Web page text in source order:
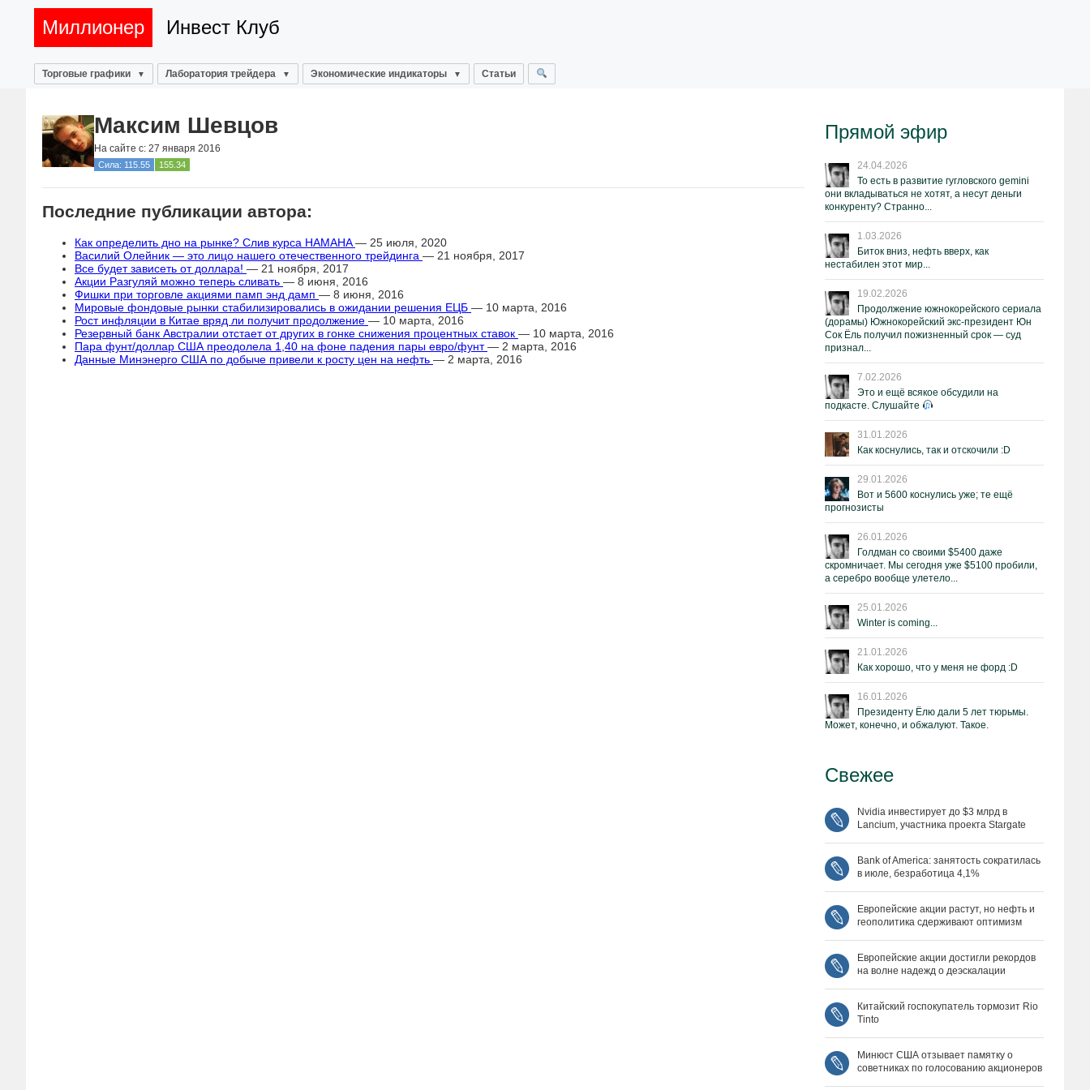
Миллионер Инвест Клуб
Торговые графики Лаборатория трейдера Экономические индикаторы Статьи
Максим Шевцов
На сайте с: 27 января 2016
Сила: 115.55 155.34
Последние публикации автора:
Как определить дно на рынке? Слив курса HAMAHA— 25 июля, 2020
Василий Олейник — это лицо нашего отечественного трейдинга — 21 ноября, 2017
Все будет зависеть от доллара! — 21 ноября, 2017
Акции Разгуляй можно теперь сливать — 8 июня, 2016
Фишки при торговле акциями памп энд дамп — 8 июня, 2016
Мировые фондовые рынки стабилизировались в ожидании решения ЕЦБ — 10 марта, 2016
Рост инфляции в Китае вряд ли получит продолжение — 10 марта, 2016
Резервный банк Австралии отстает от других в гонке снижения процентных ставок — 10 марта, 2016
Пара фунт/доллар США преодолела 1,40 на фоне падения пары евро/фунт— 2 марта, 2016
Данные Минэнерго США по добыче привели к росту цен на нефть — 2 марта, 2016
Прямой эфир
24.04.2026
То есть в развитие гугловского gemini
они вкладываться не хотят, а несут деньги
конкуренту? Странно...
1.03.2026
Биток вниз, нефть вверх, как
нестабилен этот мир...
19.02.2026
Продолжение южнокорейского сериала
(дорамы) Южнокорейский экс-президент Юн
Сок Ёль получил пожизненный срок — суд
признал...
7.02.2026
Это и ещё всякое обсудили на
подкасте. Слушайте
31.01.2026
Как коснулись, так и отскочили :D
29.01.2026
Вот и 5600 коснулись уже; те ещё
прогнозисты
26.01.2026
Голдман со своими $5400 даже
скромничает. Мы сегодня уже $5100 пробили,
а серебро вообще улетело...
25.01.2026
Winter is coming...
21.01.2026
Как хорошо, что у меня не форд :D
16.01.2026
Президенту Ёлю дали 5 лет тюрьмы.
Может, конечно, и обжалуют. Такое.
Свежее
Nvidia инвестирует до $3 млрд в
Lancium, участника проекта Stargate
Bank of America: занятость сократилась
в июле, безработица 4,1%
Европейские акции растут, но нефть и
геополитика сдерживают оптимизм
Европейские акции достигли рекордов
на волне надежд о деэскалации
Китайский госпокупатель тормозит Rio
Tinto
Минюст США отзывает памятку о
советниках по голосованию акционеров